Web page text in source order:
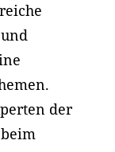
der